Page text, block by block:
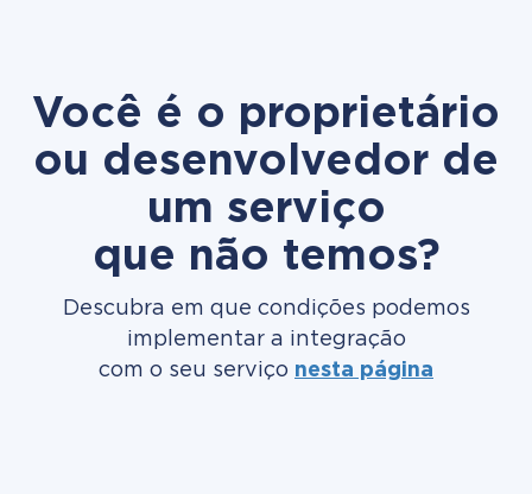
Você é o proprietário
ou desenvolvedor de
um serviço
que não temos?
Descubra em que condições podemos
implementar a integração
com o seu serviço nesta página